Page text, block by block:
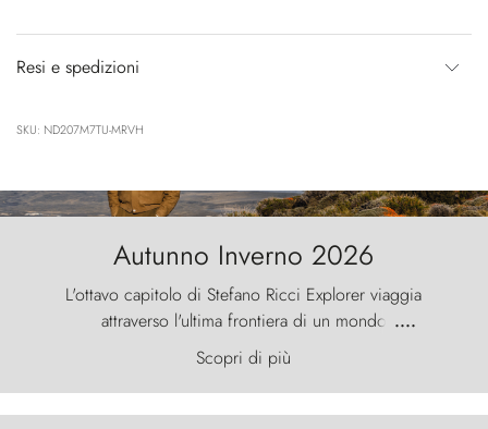
Resi e spedizioni
SKU: ND207M7TU-MRVH
Autunno Inverno 2026
L'ottavo capitolo di Stefano Ricci Explorer viaggia
attraverso l'ultima frontiera di un mondo
primordiale, dove il vento scolpisce la natura con
furia ancestrale e le Torres del Paine sfidano il
cielo come sentinelle di pietra.
....
Scopri di più